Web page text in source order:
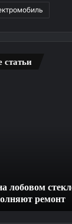
стекле —
ремонт